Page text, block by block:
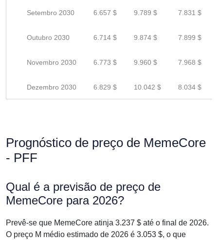
Setembro 2030 6.657 $ 9.789 $ 7.831 $
Outubro 2030 6.714 $ 9.874 $ 7.899 $
Novembro 2030 6.773 $ 9.960 $ 7.968 $
Dezembro 2030 6.829 $ 10.042 $ 8.034 $
Prognóstico de preço de MemeCore
- PFF
Qual é a previsão de preço de
MemeCore para 2026?
Prevê-se que MemeCore atinja 3.237 $ até o final de 2026.
O preço M médio estimado de 2026 é 3.053 $, o que